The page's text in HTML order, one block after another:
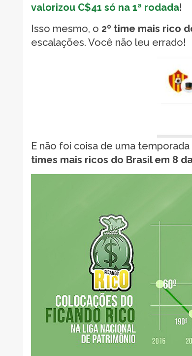
valorizou C$41 só na 1ª rodada!
Isso mesmo, o 2º time mais rico
escalações. Você não leu errado!
E não foi coisa de uma
times mais ricos do Brasil em 8